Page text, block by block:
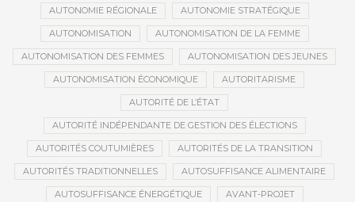
AUTONOMIE RÉGIONALE AUTONOMIE STRATÉGIQUE
AUTONOMISATION AUTONOMISATION DE LA FEMME
AUTONOMISATION DES FEMMES AUTONOMISATION DES JEUNES
AUTONOMISATION ÉCONOMIQUE AUTORITARISME
AUTORITÉ DE L’ÉTAT
AUTORITÉ INDÉPENDANTE DE GESTION DES ÉLECTIONS
AUTORITÉS COUTUMIÈRES AUTORITÉS DE LA TRANSITION
AUTORITÉS TRADITIONNELLES AUTOSUFFISANCE ALIMENTAIRE
AUTOSUFFISANCE ÉNERGÉTIQUE AVANT-PROJET